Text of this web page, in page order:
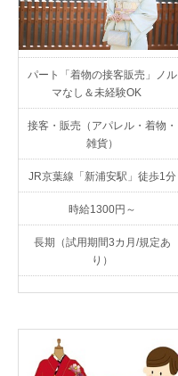
パート「着物の接客販売」ノル
マなし＆未経験OK
接客・販売（アパレル・着物・
雑貨）
JR京葉線「新浦安駅」徒歩1分
時給1300円～
長期（試用期間3カ月/規定あ
り）